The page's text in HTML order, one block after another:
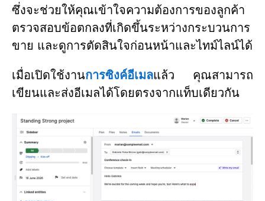
ซึ่งจะช่วยให้คุณเข้าใจความต้องการของลูกค้า
ตรวจสอบข้อตกลงที่เกิดขึ้นระหว่างกระบวนการ
ขาย และดูการตัดสินใจก่อนหน้าและไทม์ไลน์ได้
เมื่อเปิดใช้งานการซิงค์อีเมลแล้ว คุณสามารถ
เขียนและส่งอีเมลได้โดยตรงจากแท็บเดียวกัน